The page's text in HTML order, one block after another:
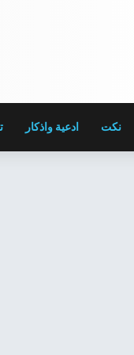
نكت ادعية واذكار